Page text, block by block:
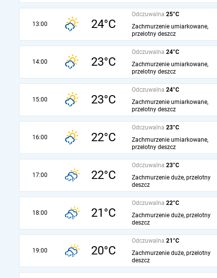
13:00 24°C
Odczuwalna 25°C
Zachmurzenie umiarkowane,
przelotny deszcz
14:00 23°C
Odczuwalna 24°C
Zachmurzenie umiarkowane,
przelotny deszcz
15:00 23°C
Odczuwalna 24°C
Zachmurzenie umiarkowane,
przelotny deszcz
16:00 22°C
Odczuwalna 23°C
Zachmurzenie umiarkowane,
przelotny deszcz
17:00 22°C
Odczuwalna 23°C
Zachmurzenie duże, przelotny
deszcz
18:00 21°C
Odczuwalna 22°C
Zachmurzenie duże, przelotny
deszcz
19:00 20°C
Odczuwalna 21°C
Zachmurzenie duże, przelotny
deszcz